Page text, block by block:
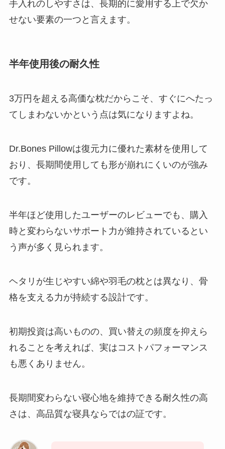
手入れのしやすさは、長期的に愛用する上で欠か
せない要素の一つと言えます。
半年使用後の耐久性
3万円を超える高価な枕だからこそ、すぐにへたっ
てしまわないかという点は気になりますよね。
Dr.Bones Pillowは復元力に優れた素材を使用して
おり、長期間使用しても形が崩れにくいのが強み
です。
半年ほど使用したユーザーのレビューでも、購入
時と変わらないサポート力が維持されているとい
う声が多く見られます。
ヘタリが生じやすい綿や羽毛の枕とは異なり、骨
格を支える力が持続する設計です。
初期投資は高いものの、買い替えの頻度を抑えら
れることを考えれば、実はコストパフォーマンス
も悪くありません。
長期間変わらない寝心地を維持できる耐久性の高
さは、高品質な寝具ならではの証です。